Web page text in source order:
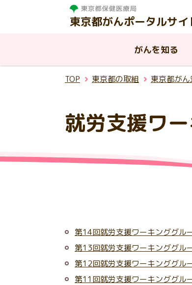
東京都がんポータルサイ
がんを知る
がんって何？
がんと診断されたら
病院を探す
はたらく世代の方への支援
慢性疾病を抱える子供と家族へ
東京都におけるがんの現状
TOP 東京都の取組 東京都が
就労支援ワ
第14回就労支援ワーキンググル
第13回就労支援ワーキンググル
第12回就労支援ワーキンググル
第11回就労支援ワーキンググル